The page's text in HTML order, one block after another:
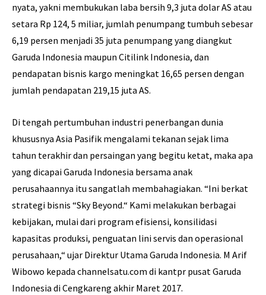
nyata, yakni membukukan laba bersih 9,3 juta dolar AS atau
setara Rp 124, 5 miliar, jumlah penumpang tumbuh sebesar
6,19 persen menjadi 35 juta penumpang yang diangkut
Garuda Indonesia maupun Citilink Indonesia, dan
pendapatan bisnis kargo meningkat 16,65 persen dengan
jumlah pendapatan 219,15 juta AS.
Di tengah pertumbuhan industri penerbangan dunia
khususnya Asia Pasifik mengalami tekanan sejak lima
tahun terakhir dan persaingan yang begitu ketat, maka apa
yang dicapai Garuda Indonesia bersama anak
perusahaannya itu sangatlah membahagiakan. “Ini berkat
strategi bisnis “Sky Beyond.“ Kami melakukan berbagai
kebijakan, mulai dari program efisiensi, konsilidasi
kapasitas produksi, penguatan lini servis dan operasional
perusahaan,“ ujar Direktur Utama Garuda Indonesia. M Arif
Wibowo kepada channelsatu.com di kantpr pusat Garuda
Indonesia di Cengkareng akhir Maret 2017.